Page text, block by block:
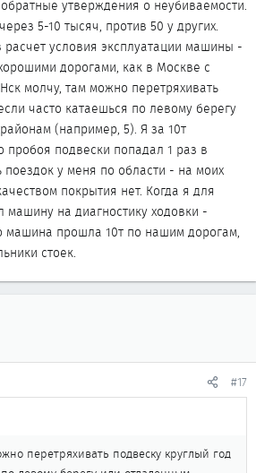
утверждения о неубиваемости.
5-10 тысяч, против 50 у других.
условия эксплуатации машины -
дорогами, как в Москве с
молчу, там можно перетряхивать
часто катаешься по левому берегу
(например, 5). Я за 10т
пробоя подвески попадал 1 раз в
у меня по области - на моих
покрытия нет. Когда я для
машину на диагностику ходовки -
машина прошла 10т по нашим дорогам,
стоек.
#17
перетряхивать подвеску круглый год